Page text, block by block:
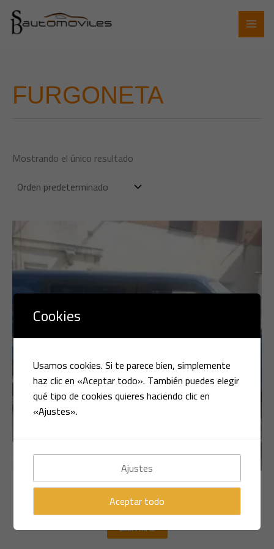
contenido
FURGONETA
Mostrando el único resultado
Multimarca
VOLKSWAGEN TRANSPORTER
LEER MÁS
Cookies
Usamos cookies. Si te parece bien, simplemente
haz clic en «Aceptar todo». También puedes elegir
qué tipo de cookies quieres haciendo clic en
«Ajustes».
Ajustes
Aceptar todo